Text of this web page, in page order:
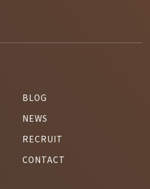
BLOG
NEWS
RECRUIT
CONTACT